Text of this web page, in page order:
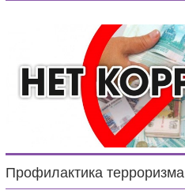
Профилактика терроризма